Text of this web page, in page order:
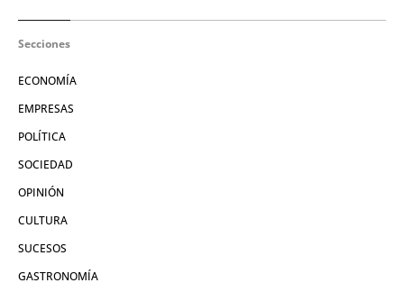
Secciones
ECONOMÍA
EMPRESAS
POLÍTICA
SOCIEDAD
OPINIÓN
CULTURA
SUCESOS
GASTRONOMÍA